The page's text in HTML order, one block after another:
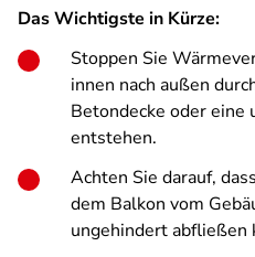
Das Wichtigste in Kürze:
Stoppen Sie
innen nach außen
Betondecke oder eine
entstehen.
Achten Sie darauf,
dem Balkon vom
ungehindert abfließen